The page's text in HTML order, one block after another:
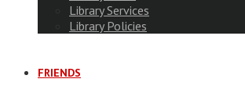
Library Services
Library Policies
FRIENDS